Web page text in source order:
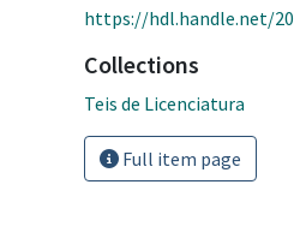
https://hdl.handle.net/
Collections
Teis de Licenciatura
Full item page